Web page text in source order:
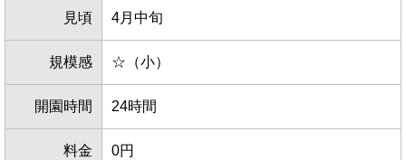
見頃 4月中旬
規模感 ☆（小）
開園時間 24時間
料金 0円